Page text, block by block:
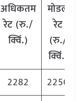
अधिकतम
रेट (रु./
क्विं.)
मोडल
रेट
(रु./
क्विं.)
2282
2250